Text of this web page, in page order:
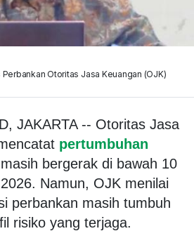
Otoritas Jasa Keuangan (OJK)
JAKARTA -- Otoritas Jasa
pertumbuhan
bergerak di bawah 10
Namun, OJK menilai
perbankan masih tumbuh
risiko yang terjaga.